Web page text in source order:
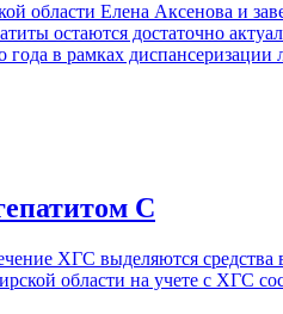
области Елена Аксенова и
остаются достаточно
года в рамках
С
ХГС выделяются средства
области на учете с ХГС